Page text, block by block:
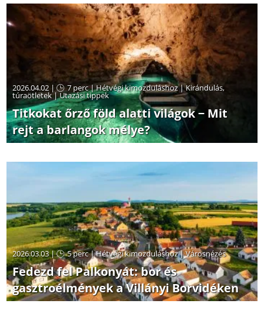
2026.04.02 | 7 perc|Hétvégi kimozduláshoz|Kirándulás,
túraötletek|Utazási tippek
Titkokat őrző föld alatti világok − Mit
rejt a barlangok mélye?
2026.03.03 | 5 perc|Hétvégi kimozduláshoz|Városnézés
Fedezd fel Palkonyát: bor és
gasztroélmények a Villányi Borvidéken